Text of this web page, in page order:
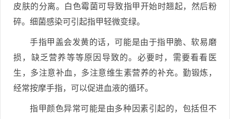
皮肤的分离。白色霉菌可导致指甲开始时翘起，然后粉
碎。细菌感染可引起指甲轻微变绿。
手指甲盖会发黄的话，可能是由于指甲脆、软易磨
损，缺乏营养等等原因导致的。必要时，需要看看医
生，多注意补血，多注意维生素营养的补充。勤锻炼，
经常按摩手指，可以促进血液的循环。
指甲颜色异常可能是由多种因素引起的，包括但不